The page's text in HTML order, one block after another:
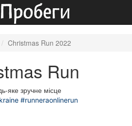
Christmas Run 2022
Run
яке зручне місце
#runneraonlinerun